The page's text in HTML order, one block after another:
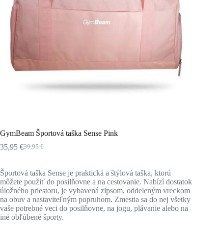
GymBeam Športová taška Sense Pink
39,95€
Pôvodná
bola:
39,95 €.
35,95 €Aktuálna
je:
35,95 €.
Športová taška Sense je praktická a štýlová taška, ktorú
môžete použiť do posilňovne a na cestovanie. Nabízí dostatok
úložného priestoru, je vybavená zipsom, oddeleným vreckom
na obuv a nastaviteľným popruhom. Zmestia sa do nej všetky
vaše potrebné veci do posilňovne, na jogu, plávanie alebo na
iné obľúbené športy.